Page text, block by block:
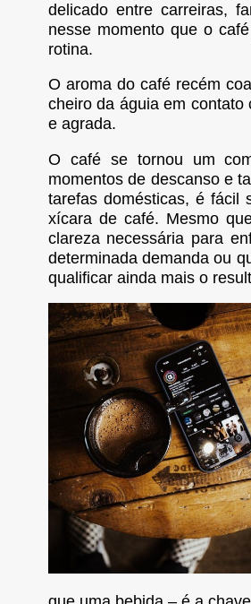
delicado entre carreiras,
nesse momento que o
rotina.
O aroma do café recém
cheiro da águia em
e agrada.
O café se tornou um
momentos de descanso e
tarefas domésticas, é fácil
xícara de café. Mesmo
clareza necessária para
determinada demanda ou
qualificar ainda mais o